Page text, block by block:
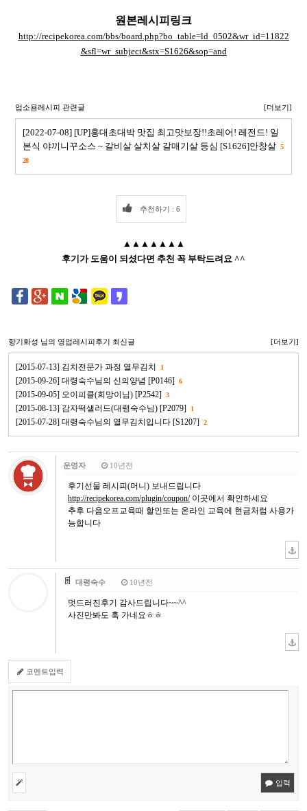
원본레시피링크
http://recipekorea.com/bbs/board.php?bo_table=ld_0502&wr_id=11822
&sfl=wr_subject&stx=S1626&sop=and
업소용레시피 관련글 [더보기]
[2022-07-08] [UP]홍대초대박 맛집 최고맛보장!!초레어! 레전드! 일
본식 야끼니꾸소스 ~ 갈비살 살치살 갈매기살 등심 [S1626]안창살 5
28
추천하기 : 6
▲▲▲▲▲▲▲
후기가 도움이 되셨다면 추천 꼭 부탁드려요 ^^
향기화성 님의 영업레시피후기 최신글 [더보기]
[2015-07-13] 김치전문가 과정 열무김치 1
[2015-09-26] 대령숙수님의 신의양념 [P0146] 6
[2015-09-05] 오이피클(희망이님) [P2542] 3
[2015-08-13] 감자떡샐러드(대령숙수님) [P2079] 1
[2015-07-28] 대령숙수님의 열무김치입니다 [S1207] 2
운영자 10년전
후기선물 레시피(머니) 보내드립니다
http://recipekorea.com/plugin/coupon/이곳에서 확인하세요
추후 다음오프교육때 할인또는 온라인 교육에 현금처럼 사용가
능합니다
대령숙수 10년전
멋드러진후기 감사드립니다~~^^
사진만봐도 훅 가네요ㅎㅎ
코멘트입력
입력